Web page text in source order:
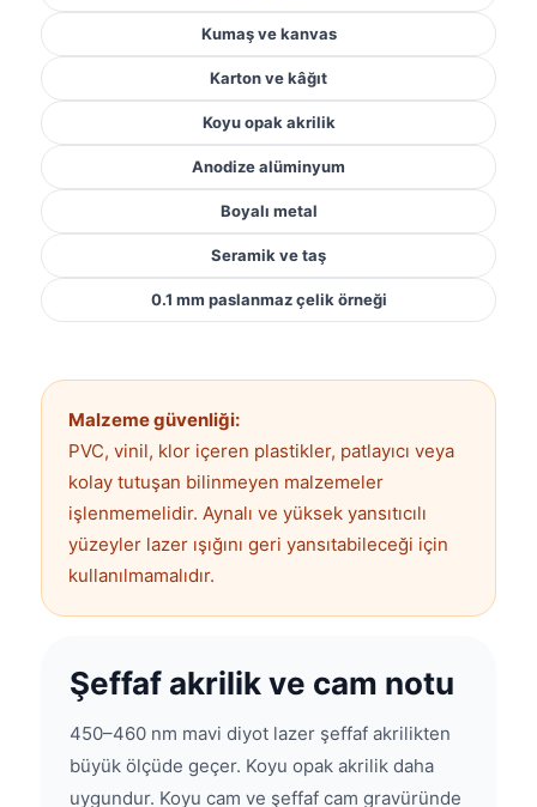
Kumaş ve kanvas
Karton ve kâğıt
Koyu opak akrilik
Anodize alüminyum
Boyalı metal
Seramik ve taş
0.1 mm paslanmaz çelik örneği
Malzeme güvenliği:
PVC, vinil, klor içeren plastikler, patlayıcı veya
kolay tutuşan bilinmeyen malzemeler
işlenmemelidir. Aynalı ve yüksek yansıtıcılı
yüzeyler lazer ışığını geri yansıtabileceği için
kullanılmamalıdır.
Şeffaf akrilik ve cam notu
450–460 nm mavi diyot lazer şeffaf akrilikten
büyük ölçüde geçer. Koyu opak akrilik daha
uygundur. Koyu cam ve şeffaf cam gravüründe